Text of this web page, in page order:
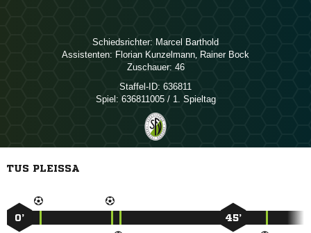
Schiedsrichter:  
Assistenten:  ,  
Zuschauer: 46
Staffel-ID: 636811
Spiel: 636811005 / 1. Spieltag
TUS PLEISSA
0’ 45’